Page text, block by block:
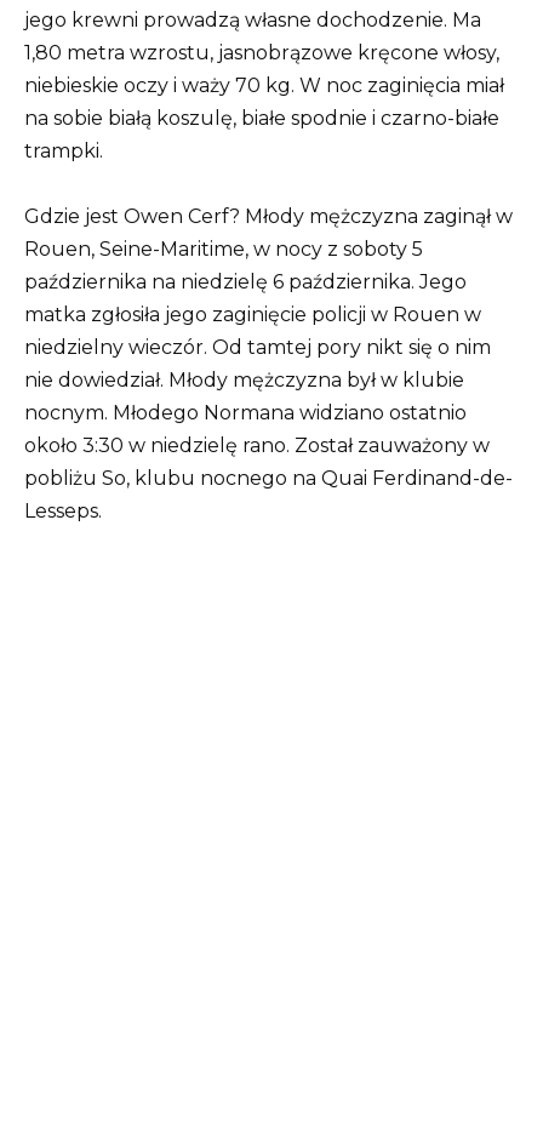
jego krewni prowadzą własne dochodzenie. Ma
1,80 metra wzrostu, jasnobrązowe kręcone włosy,
niebieskie oczy i waży 70 kg. W noc zaginięcia miał
na sobie białą koszulę, białe spodnie i czarno-białe
trampki.
Gdzie jest Owen Cerf? Młody mężczyzna zaginął w
Rouen, Seine-Maritime, w nocy z soboty 5
października na niedzielę 6 października. Jego
matka zgłosiła jego zaginięcie policji w Rouen w
niedzielny wieczór. Od tamtej pory nikt się o nim
nie dowiedział. Młody mężczyzna był w klubie
nocnym. Młodego Normana widziano ostatnio
około 3:30 w niedzielę rano. Został zauważony w
pobliżu So, klubu nocnego na Quai Ferdinand-de-
Lesseps.